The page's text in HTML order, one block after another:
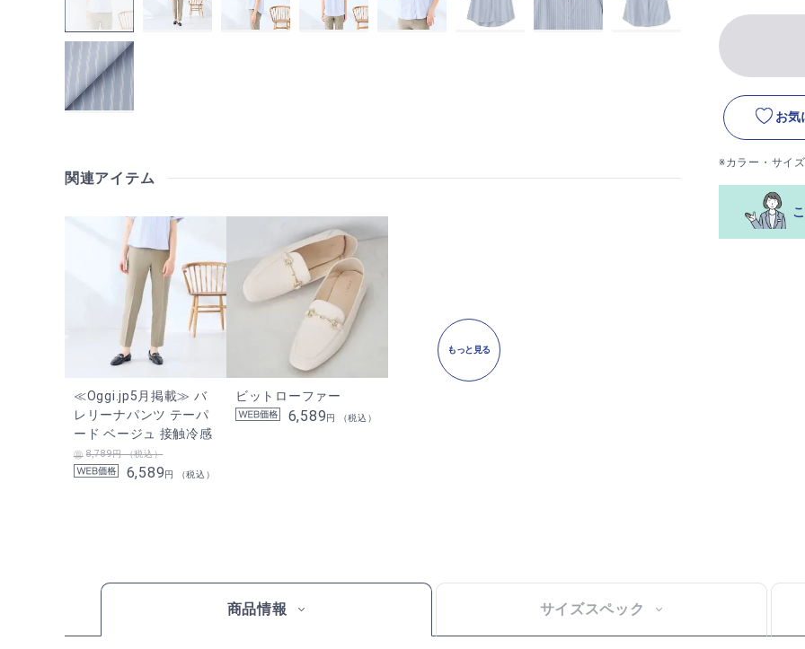
関連アイテム
≪Oggi.jp5月掲載≫ バ
レリーナパンツ テーパ
ード ベージュ 接触冷感
8,789円 （税込）
6,589円 （税込）
ビットローファー
6,589円 （税込）
もっと見る
お気
※カラー・サイ
商品情報 サイズスペック